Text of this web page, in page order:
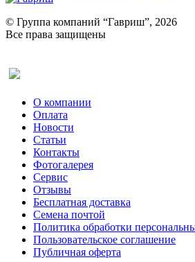
Ревень
Рукола
Рута
Тмин
Трава для чая
Туласи
Укроп
Фенхель пряный
Хризантема овощная
Цикорий пряный
Цикорий салатный (Витлуф)
Черемша
Шпинат
Щавель
Эндивий
Эстрагон
© Группа компаний “Гавриш”, 2026
Все права защищены
О компании
Оплата
Новости
Статьи
Контакты
Фотогалерея​
Сервис
Отзывы
Бесплатная доставка
Семена почтой
Политика обработки
Пользовательское соглашение
Публичная оферта